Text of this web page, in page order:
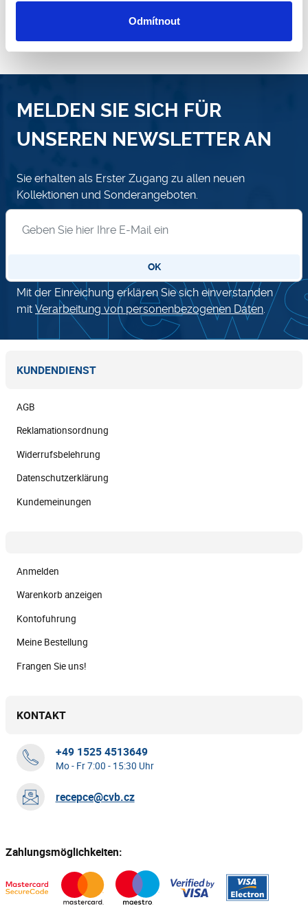
Odmítnout
MELDEN SIE SICH FÜR
UNSEREN NEWSLETTER AN
Sie erhalten als Erster Zugang zu allen neuen
Kollektionen und Sonderangeboten.
OK
Mit der Einreichung erklären Sie sich einverstanden
mit Verarbeitung von personenbezogenen Daten
KUNDENDIENST
AGB
Reklamationsordnung
Widerrufsbelehrung
Datenschutzerklärung
Kundemeinungen
Anmelden
Warenkorb anzeigen
Kontofuhrung
Meine Bestellung
Frangen Sie uns!
KONTAKT
+49 1525 4513649
Mo - Fr 7:00 - 15:30 Uhr
recepce@cvb.cz
Zahlungsmöglichkeiten: